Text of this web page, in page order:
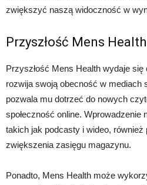
zwiększyć naszą widoczność w
Przyszłość Mens Health
Przyszłość Mens Health wydaje
rozwija swoją obecność w mediach
pozwala mu dotrzeć do nowych
społeczność online. Wprowadzenie
takich jak podcasty i wideo,
zwiększenia zasięgu magazynu.
Ponadto, Mens Health może